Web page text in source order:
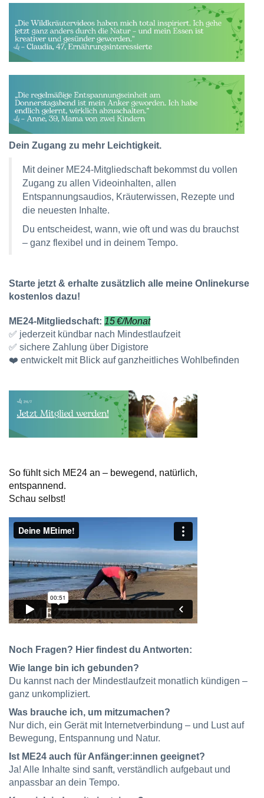
Dein Zugang zu mehr Leichtigkeit.
Mit deiner ME24-Mitgliedschaft bekommst du vollen
Zugang zu allen Videoinhalten, allen
Entspannungsaudios, Kräuterwissen, Rezepte und
die neuesten Inhalte.
Du entscheidest, wann, wie oft und was du brauchst
– ganz flexibel und in deinem Tempo.
Starte jetzt & erhalte zusätzlich alle meine Onlinekurse
kostenlos dazu!
ME24-Mitgliedschaft: 15 €/Monat
✅ jederzeit kündbar nach Mindestlaufzeit
✅ sichere Zahlung über Digistore
❤️ entwickelt mit Blick auf ganzheitliches Wohlbefinden
So fühlt sich ME24 an – bewegend, natürlich,
entspannend.
Schau selbst!
Noch Fragen? Hier findest du Antworten:
Wie lange bin ich gebunden?
Du kannst nach der Mindestlaufzeit monatlich kündigen –
ganz unkompliziert.
Was brauche ich, um mitzumachen?
Nur dich, ein Gerät mit Internetverbindung – und Lust auf
Bewegung, Entspannung und Natur.
Ist ME24 auch für Anfänger:innen geeignet?
Ja! Alle Inhalte sind sanft, verständlich aufgebaut und
anpassbar an dein Tempo.